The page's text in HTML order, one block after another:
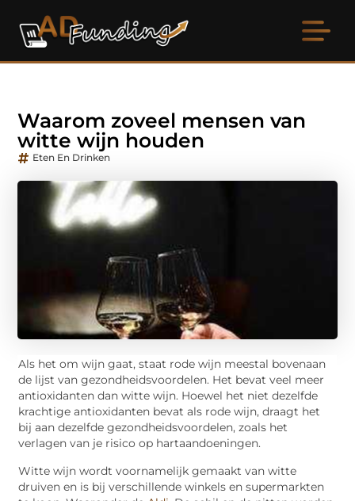
Waarom zoveel mensen van
witte wijn houden
Eten En Drinken
Als het om wijn gaat, staat rode wijn meestal bovenaan
de lijst van gezondheidsvoordelen. Het bevat veel meer
antioxidanten dan witte wijn. Hoewel het niet dezelfde
krachtige antioxidanten bevat als rode wijn, draagt het
bij aan dezelfde gezondheidsvoordelen, zoals het
verlagen van je risico op hartaandoeningen.
Witte wijn wordt voornamelijk gemaakt van witte
druiven en is bij verschillende winkels en supermarkten